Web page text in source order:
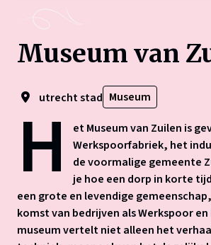
Museum van
utrecht stad Museum
H
et Museum van Zuilen is
Werkspoorfabriek, het
de voormalige gemeente
je hoe een dorp in korte
een grote en levendige
komst van bedrijven als Werkspoor en
museum vertelt niet alleen het